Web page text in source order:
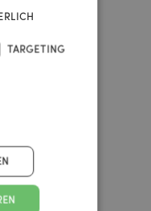
222
Wien
47
Graz
TARGETING